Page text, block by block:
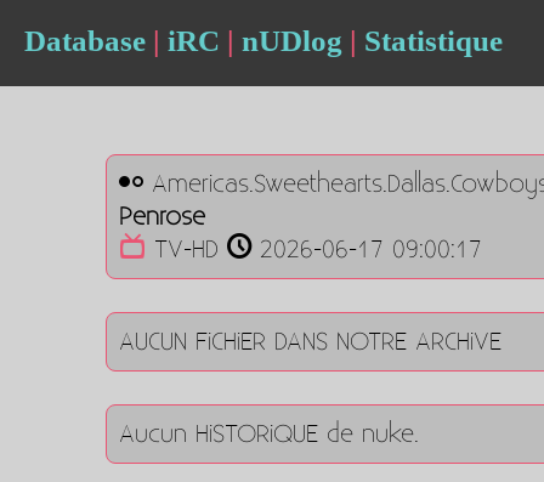
Database | iRC | nUDlog | Statistique
Penrose
TV-HD
2026-06-17 09:00:17
AUCUN FiCHiER DANS NOTRE ARCHiVE
Aucun HiSTORiQUE de nuke.